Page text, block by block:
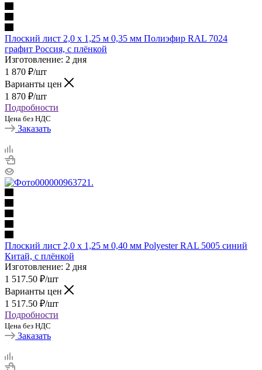
Плоский лист 2,0 х 1,25 м 0,35 мм Полиэфир RAL 7024
графит Россия, с плёнкой
Изготовление: 2 дня
1 870 ₽/шт
Варианты цен
1 870 ₽/шт
Подробности
Цена без НДС
Заказать
Плоский лист 2,0 х 1,25 м 0,40 мм Polyester RAL 5005 синий
Китай, с плёнкой
Изготовление: 2 дня
1 517.50 ₽/шт
Варианты цен
1 517.50 ₽/шт
Подробности
Цена без НДС
Заказать